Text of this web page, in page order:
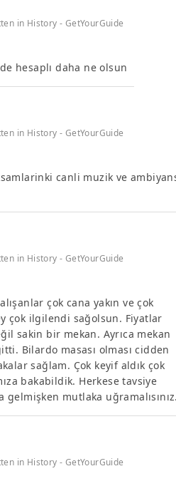
in History - GetYourGuide
hesaplı daha ne olsun
in History - GetYourGuide
canli muzik ve
in History - GetYourGuide
çok cana yakın ve çok
çok ilgilendi sağolsun. Fiyatlar
sakin bir mekan. Ayrıca mekan
Bilardo masası olması cidden
sağlam. Çok keyif aldık çok
bakabildik. Herkese tavsiye
mutlaka
in History - GetYourGuide